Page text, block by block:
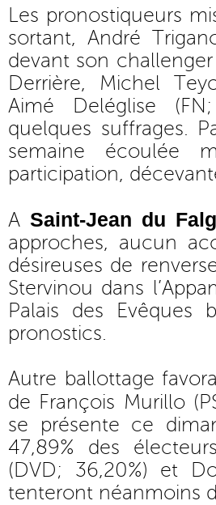
Les pronostiqueurs
sortant, André
devant son challenger
Derrière, Michel
Aimé Deléglise
quelques suffrages.
semaine écoulée
participation,
ASaint-Jean du
approches, aucun
désireuses de
Stervinou dans
Palais des
pronostics.
Autre ballottage
de François Murillo
se présente ce
47,89% des
(DVD; 36,20%) et
tenteront néanmoins